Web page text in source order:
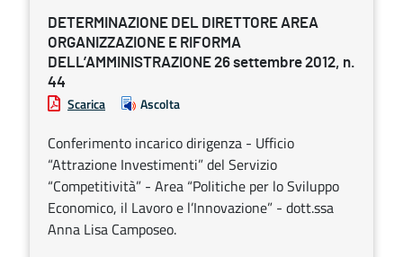
DETERMINAZIONE DEL DIRETTORE AREA
ORGANIZZAZIONE E RIFORMA
DELL’AMMINISTRAZIONE 26 settembre 2012, n.
44
Scarica Ascolta
Conferimento incarico dirigenza - Ufficio
“Attrazione Investimenti” del Servizio
“Competitività” - Area “Politiche per lo Sviluppo
Economico, il Lavoro e l’Innovazione” - dott.ssa
Anna Lisa Camposeo.